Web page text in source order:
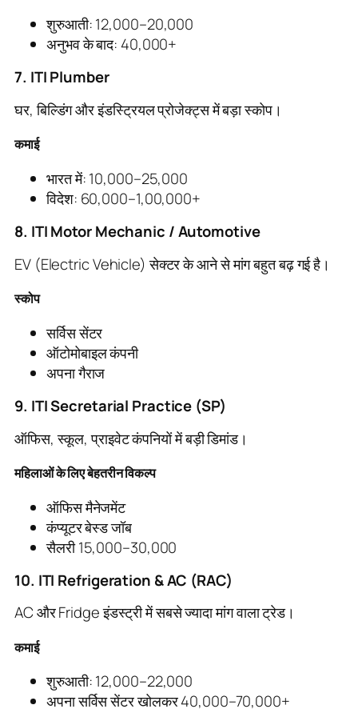
शुरुआती: 12,000–20,000
अनुभव के बाद: 40,000+
7. ITI Plumber
घर, बिल्डिंग और इंडस्ट्रियल प्रोजेक्ट्स में बड़ा स्कोप।
कमाई
भारत में: 10,000–25,000
विदेश: 60,000–1,00,000+
8. ITI Motor Mechanic / Automotive
EV (Electric Vehicle) सेक्टर के आने से मांग बहुत बढ़ गई है।
स्कोप
सर्विस सेंटर
ऑटोमोबाइल कंपनी
अपना गैराज
9. ITI Secretarial Practice (SP)
ऑफिस, स्कूल, प्राइवेट कंपनियों में बड़ी डिमांड।
महिलाओं के लिए बेहतरीन विकल्प
ऑफिस मैनेजमेंट
कंप्यूटर बेस्ड जॉब
सैलरी 15,000–30,000
10. ITI Refrigeration & AC (RAC)
AC और Fridge इंडस्ट्री में सबसे ज्यादा मांग वाला ट्रेड।
कमाई
शुरुआती: 12,000–22,000
अपना सर्विस सेंटर खोलकर 40,000–70,000+